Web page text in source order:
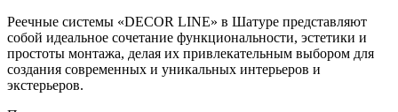
Реечные системы «DECOR LINE» в Шатуре представляют
собой идеальное сочетание функциональности, эстетики и
простоты монтажа, делая их привлекательным выбором для
создания современных и уникальных интерьеров и
экстерьеров.